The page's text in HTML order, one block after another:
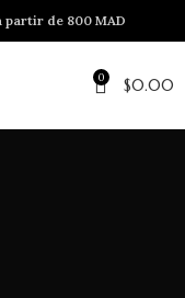
de 800 MAD
0 $0.00